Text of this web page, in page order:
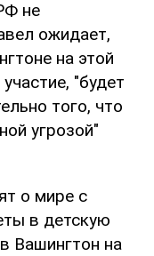
не
ожидает,
на этой
"будет
того, что
угрозой"
о мире с
в детскую
Вашингтон на